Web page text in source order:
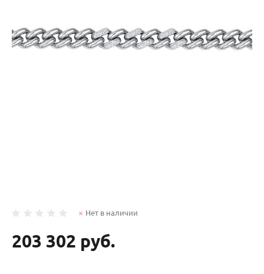
Нет в наличии
203 302 руб.